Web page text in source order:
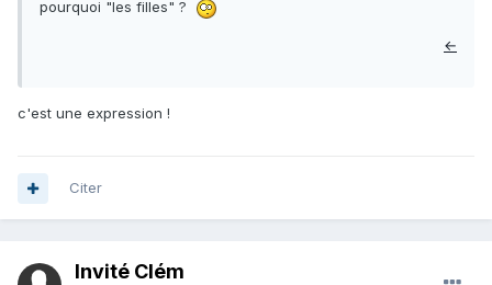
pourquoi "les filles" ?
←
c'est une expression !
Citer
Invité Clém